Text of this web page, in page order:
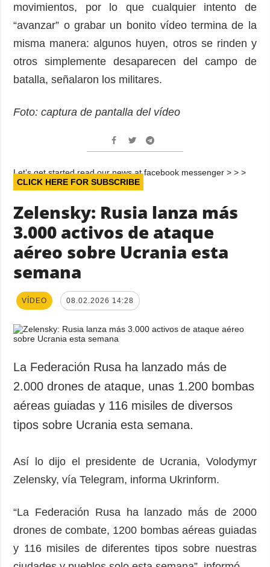
movimientos, por lo que cualquier intento de
“avanzar” o grabar un bonito vídeo termina de la
misma manera: algunos huyen, otros se rinden y
otros simplemente desaparecen del campo de
batalla, señalaron los militares.
Foto: captura de pantalla del vídeo
Let’s get started read our news at facebook messenger > > >
CLICK HERE FOR SUBSCRIBE
Zelensky: Rusia lanza más
3.000 activos de ataque
aéreo sobre Ucrania esta
semana
VÍDEO 08.02.2026 14:28
La Federación Rusa ha lanzado más de
2.000 drones de ataque, unas 1.200 bombas
aéreas guiadas y 116 misiles de diversos
tipos sobre Ucrania esta semana.
Así lo dijo el presidente de Ucrania, Volodymyr
Zelensky, vía Telegram, informa Ukrinform.
“La Federación Rusa ha lanzado más de 2000
drones de combate, 1200 bombas aéreas guiadas
y 116 misiles de diferentes tipos sobre nuestras